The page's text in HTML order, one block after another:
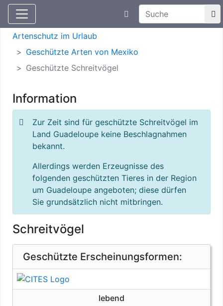
Aktuelle Meldungen
Suchtexteingabe
Artenschutz
Artenschutz im Urlaub
Geschützte Arten von Mexiko
Geschützte Schreitvögel
Information
Zur Zeit sind für geschützte Schreitvögel im
Land Guadeloupe keine Beschlagnahmen
bekannt.
Allerdings werden Erzeugnisse des
folgenden geschützten Tieres in der Region
um Guadeloupe angeboten; diese dürfen
Sie grundsätzlich nicht mitbringen.
Schreitvögel
Geschützte Erscheinungsformen:
lebend